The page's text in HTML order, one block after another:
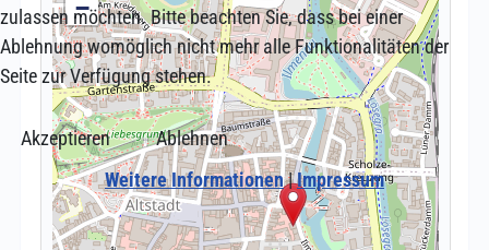
zulassen möchten. Bitte beachten Sie, dass bei einer
Ablehnung womöglich nicht mehr alle Funktionalitäten der
Seite zur Verfügung stehen.
Akzeptieren
Ablehnen
Weitere Informationen|Impressum